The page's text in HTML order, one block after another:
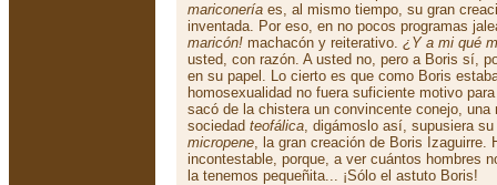
mariconería es, al mismo tiempo, su gran
inventada. Por eso, en no pocos programas
maricón! machacón y reiterativo. ¿Y a mi qué
usted, con razón. A usted no, pero a Boris sí,
en su papel. Lo cierto es que como Boris
homosexualidad no fuera suficiente motivo
sacó de la chistera un convincente conejo,
sociedad teofálica, digámoslo así, supusiera
micropene, la gran creación de Boris Izaguirre.
incontestable, porque, a ver cuántos hombres
la tenemos pequeñita... ¡Sólo el astuto Boris!